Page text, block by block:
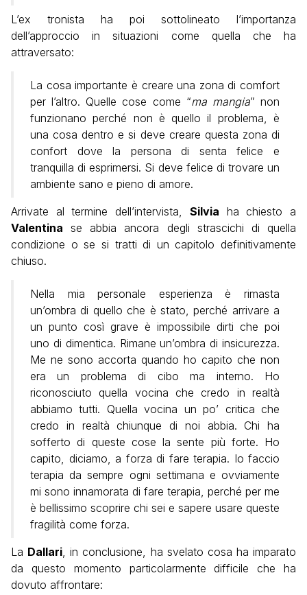
L’ex tronista ha poi sottolineato l’importanza
dell’approccio in situazioni come quella che ha
attraversato:
La cosa importante è creare una zona di comfort
per l’altro. Quelle cose come “ma mangia” non
funzionano perché non è quello il problema, è
una cosa dentro e si deve creare questa zona di
confort dove la persona di senta felice e
tranquilla di esprimersi. Si deve felice di trovare un
ambiente sano e pieno di amore.
Arrivate al termine dell’intervista, Silvia ha chiesto a
Valentina se abbia ancora degli strascichi di quella
condizione o se si tratti di un capitolo definitivamente
chiuso.
Nella mia personale esperienza è rimasta
un’ombra di quello che è stato, perché arrivare a
un punto così grave è impossibile dirti che poi
uno di dimentica. Rimane un’ombra di insicurezza.
Me ne sono accorta quando ho capito che non
era un problema di cibo ma interno. Ho
riconosciuto quella vocina che credo in realtà
abbiamo tutti. Quella vocina un po’ critica che
credo in realtà chiunque di noi abbia. Chi ha
sofferto di queste cose la sente più forte. Ho
capito, diciamo, a forza di fare terapia. Io faccio
terapia da sempre ogni settimana e ovviamente
mi sono innamorata di fare terapia, perché per me
è bellissimo scoprire chi sei e sapere usare queste
fragilità come forza.
La Dallari, in conclusione, ha svelato cosa ha imparato
da questo momento particolarmente difficile che ha
dovuto affrontare: